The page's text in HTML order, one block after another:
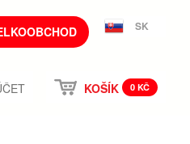
SK
KOŠÍK 0 KČ